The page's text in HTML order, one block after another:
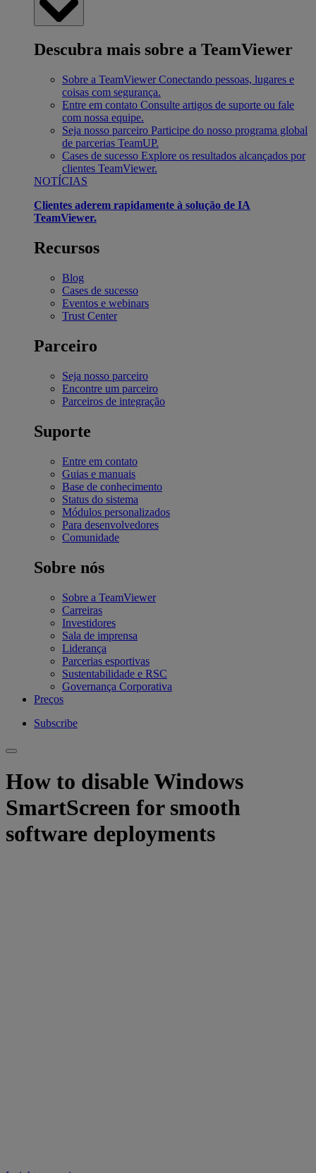
Descubra mais sobre a TeamViewer
Sobre a TeamViewer Conectando pessoas, lugares e
coisas com segurança.
Entre em contato Consulte artigos de suporte ou fale
com nossa equipe.
Seja nosso parceiro Participe do nosso programa global
de parcerias TeamUP.
Cases de sucesso Explore os resultados alcançados por
clientes TeamViewer.
NOTÍCIAS
Clientes aderem rapidamente à solução de IA
TeamViewer.
Recursos
Blog
Cases de sucesso
Eventos e webinars
Trust Center
Parceiro
Seja nosso parceiro
Encontre um parceiro
Parceiros de integração
Suporte
Entre em contato
Guias e manuais
Base de conhecimento
Status do sistema
Módulos personalizados
Para desenvolvedores
Comunidade
Sobre nós
Sobre a TeamViewer
Carreiras
Investidores
Sala de imprensa
Liderança
Parcerias esportivas
Sustentabilidade e RSC
Governança Corporativa
Preços
Subscribe
How to disable Windows
SmartScreen for smooth
software deployments